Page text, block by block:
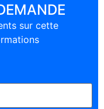
sur cette